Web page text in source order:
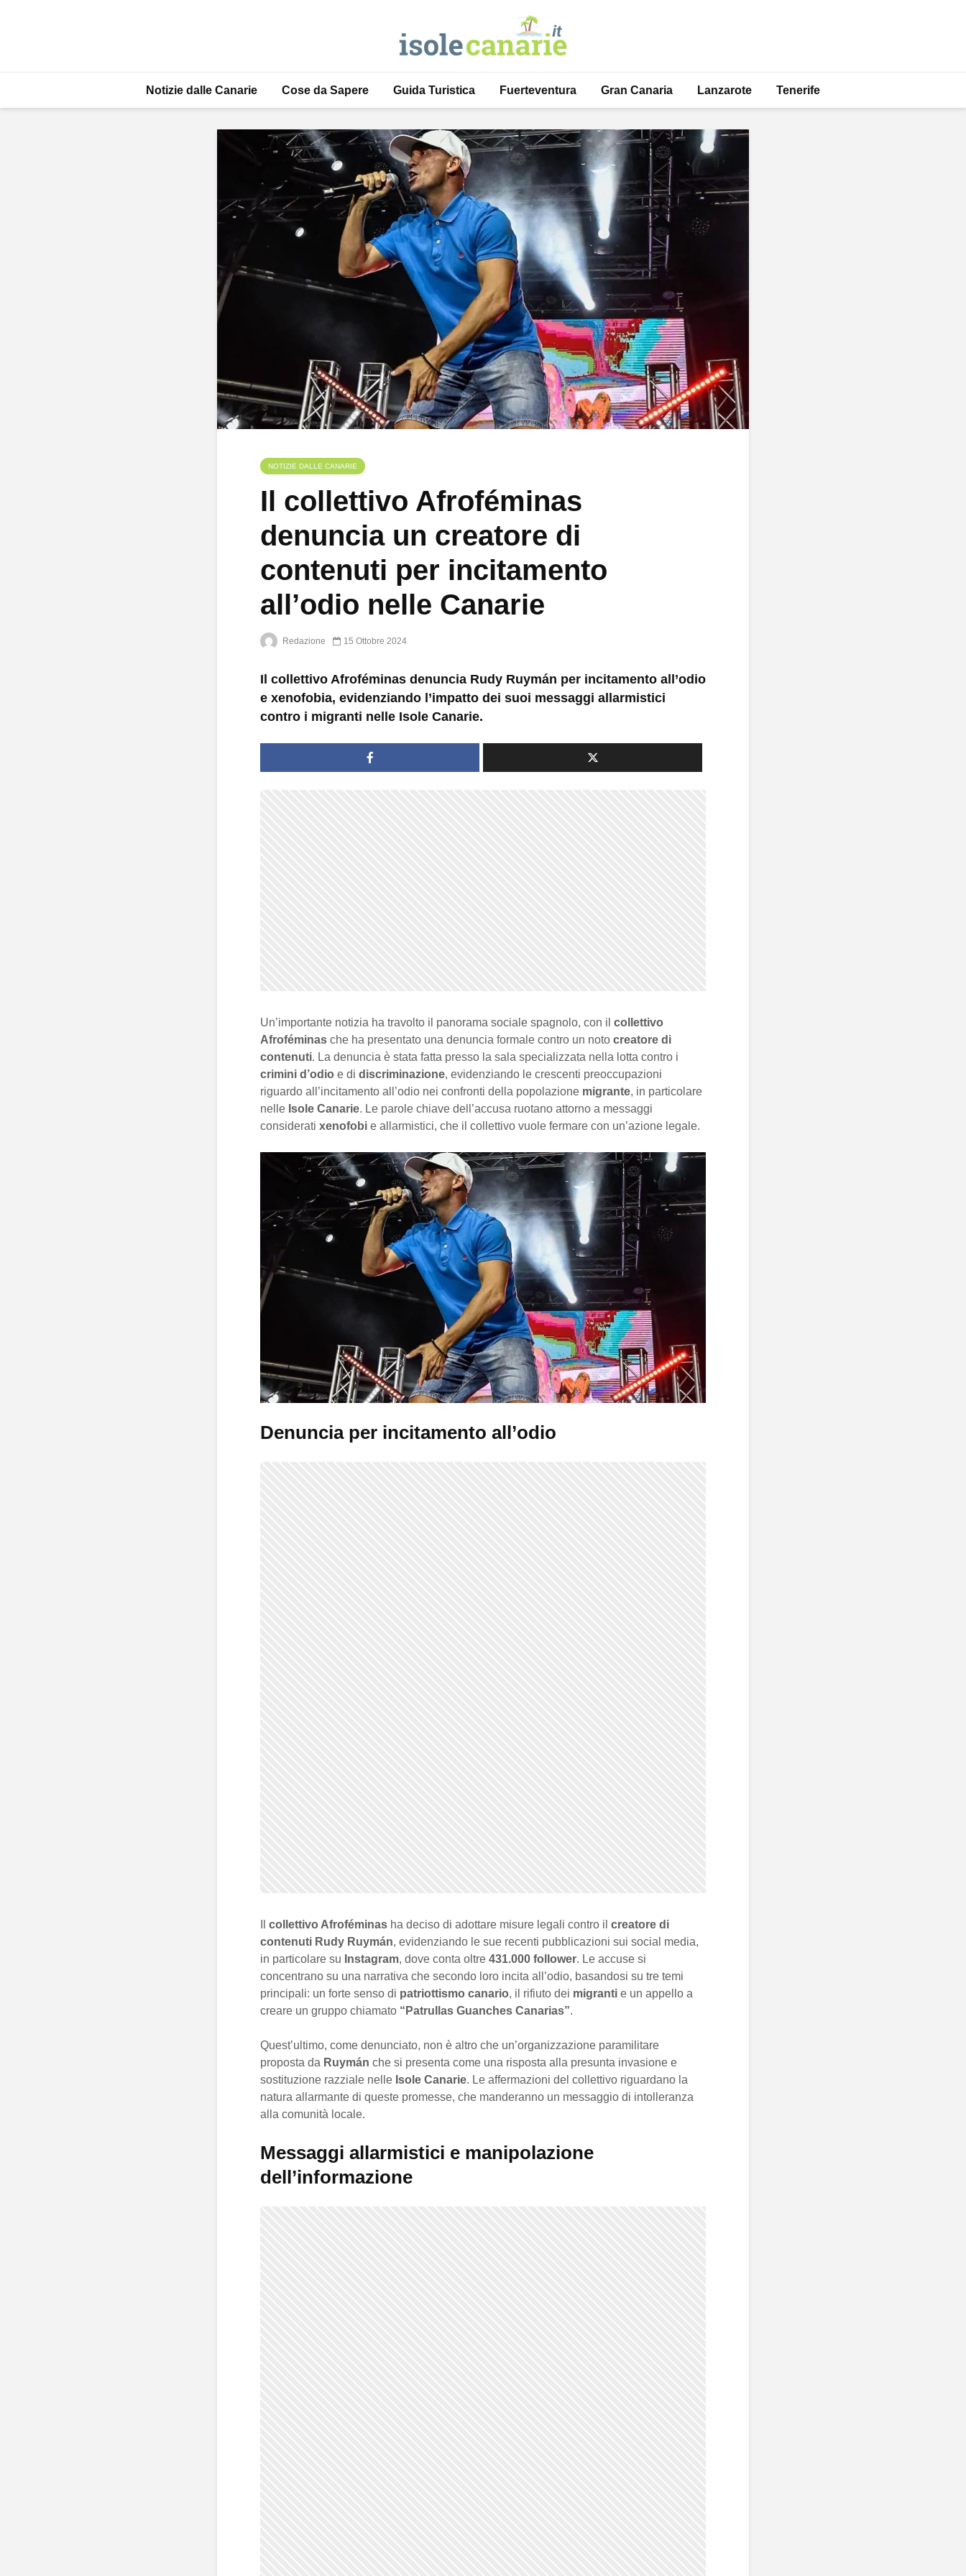
Notizie dalle Canarie Cose da Sapere Guida Turistica Fuerteventura Gran Canaria Lanzarote Tenerife
NOTIZIE DALLE CANARIE
Il collettivo Afroféminas
denuncia un creatore di
contenuti per incitamento
all’odio nelle Canarie
Redazione 15 Ottobre 2024
Il collettivo Afroféminas denuncia Rudy Ruymán per incitamento all’odio
e xenofobia, evidenziando l’impatto dei suoi messaggi allarmistici
contro i migranti nelle Isole Canarie.
Un’importante notizia ha travolto il panorama sociale spagnolo, con il collettivo
Afroféminas che ha presentato una denuncia formale contro un noto creatore di
contenuti. La denuncia è stata fatta presso la sala specializzata nella lotta contro i
crimini d’odio e di discriminazione, evidenziando le crescenti preoccupazioni
riguardo all’incitamento all’odio nei confronti della popolazione migrante, in particolare
nelle Isole Canarie. Le parole chiave dell’accusa ruotano attorno a messaggi
considerati xenofobi e allarmistici, che il collettivo vuole fermare con un’azione legale.
Denuncia per incitamento all’odio
collettivo Afroféminas ha deciso di adottare misure legali contro il creatore di
contenuti Rudy Ruymán, evidenziando le sue recenti pubblicazioni sui social media,
in particolare su Instagram, dove conta oltre 431.000 follower. Le accuse si
concentrano su una narrativa che secondo loro incita all’odio, basandosi su tre temi
principali: un forte senso di patriottismo canario, il rifiuto dei migranti e un appello a
creare un gruppo chiamato “Patrullas Guanches Canarias”.
Quest’ultimo, come denunciato, non è altro che un’organizzazione paramilitare
proposta da Ruymán che si presenta come una risposta alla presunta invasione e
sostituzione razziale nelle Isole Canarie. Le affermazioni del collettivo riguardano la
natura allarmante di queste promesse, che manderanno un messaggio di intolleranza
alla comunità locale.
Messaggi allarmistici e manipolazione
dell’informazione